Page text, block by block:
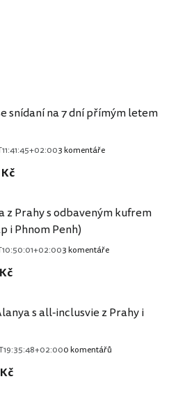
snídaní na 7 dní přímým letem
3 komentáře
z Prahy s odbaveným kufrem
i Phnom Penh)
3 komentáře
s all-inclusvie z Prahy i
0 komentářů